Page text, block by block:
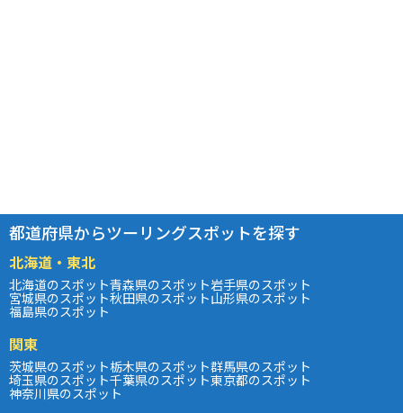
都道府県からツーリングスポットを探す
北海道・東北
北海道のスポット青森県のスポット岩手県のスポット
宮城県のスポット秋田県のスポット山形県のスポット
福島県のスポット
関東
茨城県のスポット栃木県のスポット群馬県のスポット
埼玉県のスポット千葉県のスポット東京都のスポット
神奈川県のスポット